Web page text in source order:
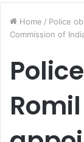
Home / Police
Commission of